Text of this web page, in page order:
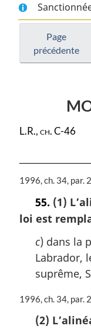
Page
précédente
L.R., ch. C-46
N
e
a
1996, ch. 34, par.
55. (1)
loi est
c) dans la
Labrador,
suprême,
N
1996, ch. 34, par.
(2)